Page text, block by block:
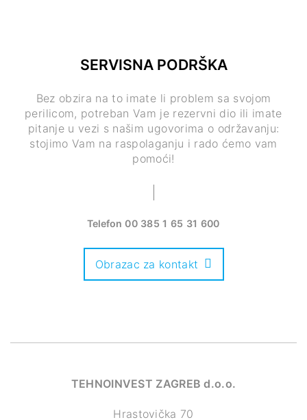
SERVISNA PODRŠKA
Bez obzira na to imate li problem sa svojom
perilicom, potreban Vam je rezervni dio ili imate
pitanje u vezi s našim ugovorima o održavanju:
stojimo Vam na raspolaganju i rado ćemo vam
pomoći!
Telefon00 385 1 65 31 600
Obrazac za kontakt
TEHNOINVEST ZAGREB d.o.o.
Hrastovička 70